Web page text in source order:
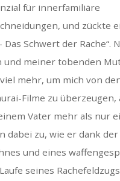
für innerfamiliäre
und zückte
Das Schwert der Rache“.
und meiner tobenden
mehr, um mich von
Filme zu überzeugen,
Vater mehr als nur
dabei zu, wie er dank
und eines
seines